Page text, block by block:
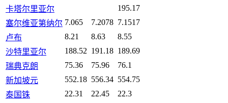
卡塔尔里亚尔
195.17
塞尔维亚第纳尔 7.065 7.2078 7.1517
卢布
8.21 8.63
8.55
沙特里亚尔
188.52 191.18 189.69
瑞典克朗
75.36 75.96
76.1
新加坡元
552.18 556.34 554.75
泰国铢
22.31 22.45
22.3